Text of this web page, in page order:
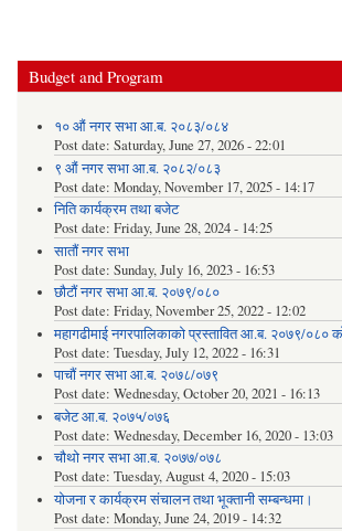
Budget and Program
१० औं नगर सभा आ.ब. २०८३/०८४
Post date: Saturday, June 27, 2026 - 22:01
९ औं नगर सभा आ.ब. २०८२/०८३
Post date: Monday, November 17, 2025 - 14:17
निति कार्यक्रम तथा बजेट
Post date: Friday, June 28, 2024 - 14:25
सातौं नगर सभा
Post date: Sunday, July 16, 2023 - 16:53
छौटौं नगर सभा आ.ब. २०७९/०८०
Post date: Friday, November 25, 2022 - 12:02
महागढीमाई नगरपालिकाको प्रस्तावित आ.ब. २०७९/०८०
Post date: Tuesday, July 12, 2022 - 16:31
पाचौं नगर सभा आ.ब. २०७८/०७९
Post date: Wednesday, October 20, 2021 - 16:13
बजेट आ.ब. २०७५/०७६
Post date: Wednesday, December 16, 2020 - 13:03
चौथो नगर सभा आ.ब. २०७७/०७८
Post date: Tuesday, August 4, 2020 - 15:03
योजना र कार्यक्रम संचालन तथा भूक्तानी सम्बन्धमा।
Post date: Monday, June 24, 2019 - 14:32